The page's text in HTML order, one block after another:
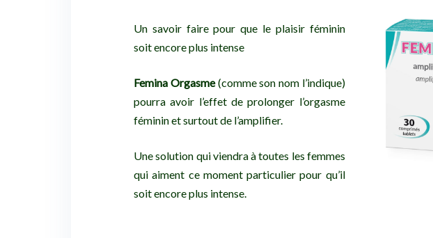
Un savoir faire pour que le plaisir féminin
soit encore plus intense
Femina Orgasme(comme son nom l’indique)
pourra avoir l’effet de prolonger l’orgasme
féminin et surtout de l’amplifier.
Une solution qui viendra à toutes les femmes
qui aiment ce moment particulier pour qu’il
soit encore plus intense.